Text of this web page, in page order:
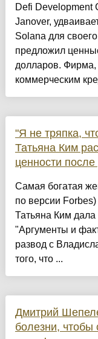
Defi Development
Janover,
Solana для
предложил
долларов.
коммерческим
"Я не тряпка,
Татьяна Ким
ценности
Самая богатая
по версии
Татьяна Ким дала
"Аргументы и
развод с
того, что ...
Дмитрий
болезни,